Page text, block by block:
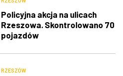
Policyjna akcja na ulicach
Rzeszowa. Skontrolowano 70
pojazdów
RZESZÓW